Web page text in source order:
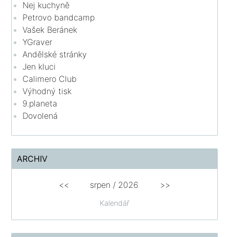
Nej kuchyně
Petrovo bandcamp
Vašek Beránek
YGraver
Andělské stránky
Jen kluci
Calimero Club
Výhodný tisk
9.planeta
Dovolená
ARCHIV
Kalendář
<< srpen / 2026 >>